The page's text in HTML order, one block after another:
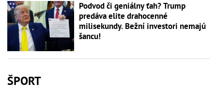
Podvod či geniálny ťah? Trump
predáva elite drahocenné
milisekundy. Bežní investori nemajú
šancu!
ŠPORT